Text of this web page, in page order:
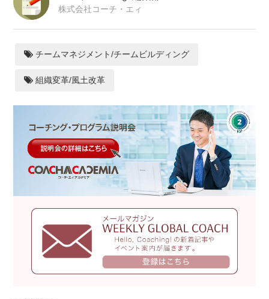
株式会社コーチ・エィ
チームマネジメント/チームビルディング
組織変革/風土改革